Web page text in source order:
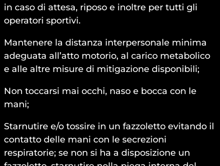
in caso di attesa, riposo e inoltre per tutti gli
operatori sportivi.
Mantenere la distanza interpersonale minima
adeguata all’atto motorio, al carico metabolico
e alle altre misure di mitigazione disponibili;
Non toccarsi mai occhi, naso e bocca con le
mani;
Starnutire e/o tossire in un fazzoletto evitando il
contatto delle mani con le secrezioni
respiratorie; se non si ha a disposizione un